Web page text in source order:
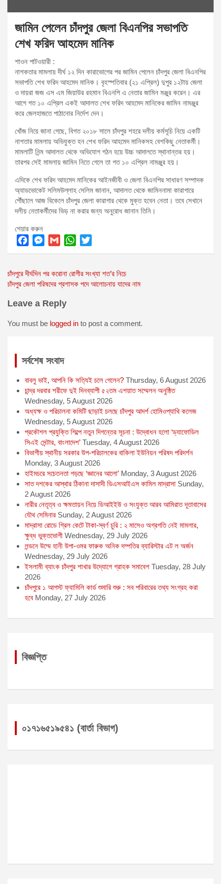
জামিন পেলেন চাঁদপুর জেলা বিএনপির সভাপতি
শেখ ফরিদ আহমেদ মানিক
শাওন পাটওয়ারী :
নাশকতার মামলায় দীর্ঘ ১২ দিন কারাভোগের পর জামিন পেলেন চাঁদপুর জেলা বিএনপির
সভাপতি শেখ ফরিদ আহমেদ মানিক। বৃহস্পতিবার (২১ এপ্রিল) দুপুর ১২টায় জেলা
ও দায়রা জজ এস এম জিয়াউর রহমান বিএনপি এ নেতার জামিন মঞ্জুর করেন। এর
আগে গত ১০ এপ্রিল একই আদালত শেখ ফরিদ আহমেদ মানিকের জামিন নামঞ্জুর
করে জেলহাজতে পাঠানোর নির্দেশ দেন।
খোঁজ নিয়ে জানা গেছে, বিগত ২০১৮ সালে চাঁদপুর শহরে দলীয় কর্মসূচি নিয়ে একটি
নাশতার মামলায় অভিযুক্ত হন শেখ ফরিদ আহমেদ মানিকসহ বেশকিছু নেতাকর্মী।
মামলাটি নিন্ম আদালত থেকে অভিযোগ গঠন হয়ে উচ্চ আদালতে স্থানান্তর হয়।
তারপর সেই মামলায় জামিন নিতে গেলে তা গত ১০ এপ্রিল নামঞ্জুর হয়।
এদিকে শেখ ফরিদ আহমেদ মানিকের আইনজীবী ও জেলা বিএনপির সাধারণ সম্পাদক
অ্যাডভোকেট সলিমউল্লাহ সেলিম জানান, আদালত থেকে জামিননামা কারাগারে
পৌঁছালে আজ বিকেলে চাঁদপুর জেলা কারাগার থেকে মুক্ত হবেন নেতা। তবে সেখানে
দলীয় নেতাকর্মীদের ভিড় না করার জন্য অনুরোধ জানান তিনি।
শেয়ার করুন
F
c
e
o
M
s
s
g
G
a
i
W
a
t
p
T
i
t
r
Post
navigation
চাঁদপুরে দীর্ঘদিন পর করোনা রোগীর সংখ্যা শত’র নিচে
চাঁদপুর জেলা পরিষদের প্রশাসক পদে আলোচনায় যাদের নাম
Leave a Reply
You must be logged in to post a comment.
সর্বশেষ সংবাদ
বাবলু ভাই, আপনি কি সত্যিই চলে গেলেন? Thursday, 6 August 2026
চান্দ্র দরবার শরীফে দুই দিনব্যাপী ৫২তম এশয়াত সম্মেলন অনুষ্ঠিত
Wednesday, 5 August 2026
অধ্যক্ষ ও পরিচালনা কমিটি ছাড়াই চলছে চাঁদপুর আদর্শ হোমিওপ্যাথি কলেজ
Wednesday, 5 August 2026
প্রকৌশল প্রযুক্তি শিল্পে নতুন দিগন্তের সূচনা : উদ্বোধন হলো ‘ড্যাফোডিল
সিএই সেন্টার, বাংলাদেশ’ Tuesday, 4 August 2026
বিভাগীয় স্থানীয় সরকার উপ-পরিচালকের বাকিলা ইউনিয়ন পরিষদ পরিদর্শন
Monday, 3 August 2026
হাইমচরে সচেতনতা গড়ছে ‘জ্ঞানের আলো’ Monday, 3 August 2026
সাত দশকের আস্থার ঠিকানা দাসাদী ডিএসআইএস কামিল মাদ্রাসা Sunday,
2 August 2026
নারীর নেতৃত্ব ও ক্ষমতায়ন নিয়ে ডিআইইউ ও সংযুক্ত আরব আমিরাত দূতাবাসের
যৌথ সেমিনার Sunday, 2 August 2026
মাদ্রাসা রোডে গ্রিল কেটে টাকা-স্বর্ণ চুরি : ২ মাসেও অগ্রগতি নেই মামলার,
ক্ষুব্ধ ভুক্তভোগী Wednesday, 29 July 2026
লন্ডনে উম্মে হানী উপা-ওমর ফারুক অনিক দম্পতির ব্যারিস্টার এট ল অর্জন
Wednesday, 29 July 2026
ইসলামী ব্যাংক চাঁদপুর শাখার উদ্যোগে গ্রাহক সমাবেশ Tuesday, 28 July
2026
চাঁদপুরে ১ আগস্ট ফ্যামিলি কার্ড শুমারি শুরু : সব পরিবারের তথ্য সংগ্রহ করা
হবে Monday, 27 July 2026
বিজ্ঞপ্তি
০১৭১৬৫১৯৫৪১ (বার্তা বিভাগ)